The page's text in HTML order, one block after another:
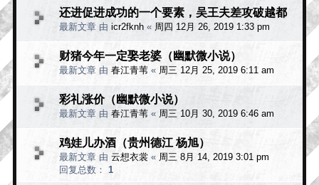
还进促进成功的一个要素，吴王夫差攻破越都
最新文章 由 icr2fknh « 周四 12月 26, 2019 1:33 pm
财猪今年一定娶老婆（幽默微小说）
最新文章 由 春江青苇 « 周三 12月 25, 2019 6:11 am
彩礼涨价（幽默微小说）
最新文章 由 春江青苇 « 周三 10月 30, 2019 6:46 am
鸡娃儿办酒（贵州德江 杨旭）
最新文章 由 云想衣裳 « 周三 8月 14, 2019 3:01 pm
回复总数： 1